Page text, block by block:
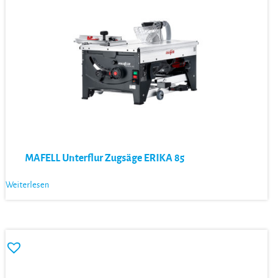
MAFELL Unterflur Zugsäge ERIKA 85
Weiterlesen